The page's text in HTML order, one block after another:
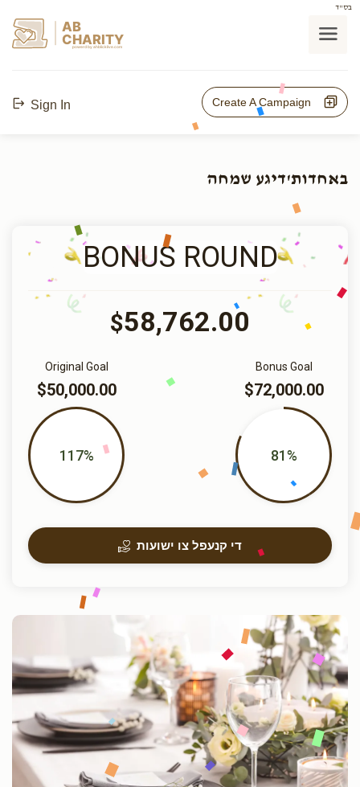
בס"ד
AB
CHARITY
powerd by ahblicklive.com
Sign In Create A Campaign
באחדות'דיגע שמחה
BONUS ROUND
$58,762.00
Bonus Goal
$72,000.00
81%
Original Goal
$50,000.00
117%
די קנעפל צו ישועות